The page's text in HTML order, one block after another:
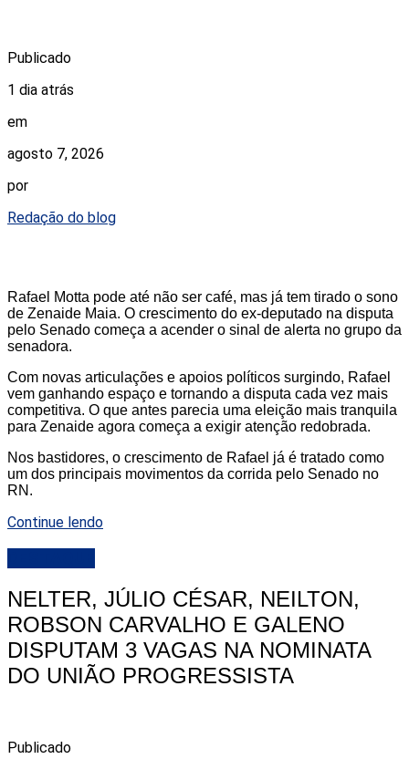
Publicado
1 dia atrás
em
agosto 7, 2026
por
Redação do blog
Rafael Motta pode até não ser café, mas já tem tirado o sono
de Zenaide Maia. O crescimento do ex-deputado na disputa
pelo Senado começa a acender o sinal de alerta no grupo da
senadora.
Com novas articulações e apoios políticos surgindo, Rafael
vem ganhando espaço e tornando a disputa cada vez mais
competitiva. O que antes parecia uma eleição mais tranquila
para Zenaide agora começa a exigir atenção redobrada.
Nos bastidores, o crescimento de Rafael já é tratado como
um dos principais movimentos da corrida pelo Senado no
RN.
Continue lendo
NELTER, JÚLIO CÉSAR, NEILTON,
ROBSON CARVALHO E GALENO
DISPUTAM 3 VAGAS NA NOMINATA
DO UNIÃO PROGRESSISTA
Publicado